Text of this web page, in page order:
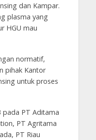
dan Kampar.
plasma yang
HGU mau
normatif,
pihak Kantor
untuk proses
pada PT Aditama
PT Agritama
PT Riau